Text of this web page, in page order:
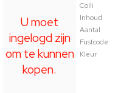
U moet
ingelogd zijn
om te kunnen
kopen.
Colli
Inhoud
Aantal
Fustcode
Kleur